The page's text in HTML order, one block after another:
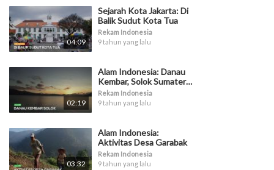
04:09
Sejarah Kota Jakarta: Di
Balik Sudut Kota Tua
Rekam Indonesia
9 tahun yang lalu
02:19
Alam Indonesia: Danau
Kembar, Solok Sumatera
Barat
Rekam Indonesia
9 tahun yang lalu
03:32
Alam Indonesia:
Aktivitas Desa Garabak
Rekam Indonesia
9 tahun yang lalu